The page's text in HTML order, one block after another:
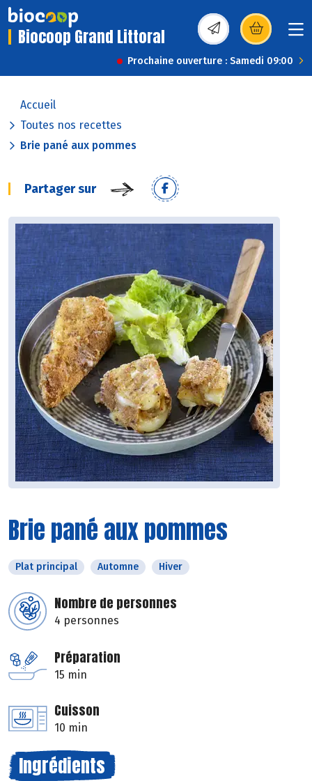
Biocoop Grand Littoral (s’ouvre dans une
Prochaine ouverture : Samedi 09:00
Accueil
Toutes nos recettes
Brie pané aux pommes
Partager sur
Brie pané aux pommes
Plat principal Automne Hiver
Nombre de personnes
4 personnes
Préparation
15 min
Cuisson
10 min
Ingrédients